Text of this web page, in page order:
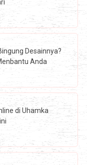
Desainnya?
Anda
di Uhamka